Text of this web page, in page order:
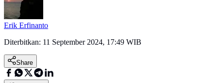
Erik Erfinanto
Diterbitkan: 11 September 2024, 17:49 WIB
Share